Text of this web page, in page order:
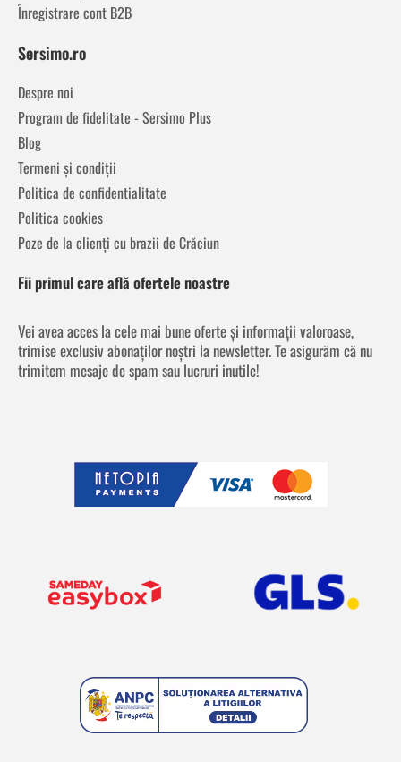
Înregistrare cont B2B
Sersimo.ro
Despre noi
Program de fidelitate - Sersimo Plus
Blog
Termeni și condiții
Politica de confidentialitate
Politica cookies
Poze de la clienți cu brazii de Crăciun
Fii primul care află ofertele noastre
Vei avea acces la cele mai bune oferte și informații valoroase,
trimise exclusiv abonaților noștri la newsletter. Te asigurăm că nu
trimitem mesaje de spam sau lucruri inutile!